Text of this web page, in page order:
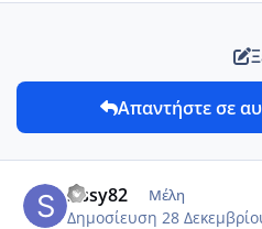
Απαντήστε σε
sissy82 Μέλη
Δημοσίευση 28